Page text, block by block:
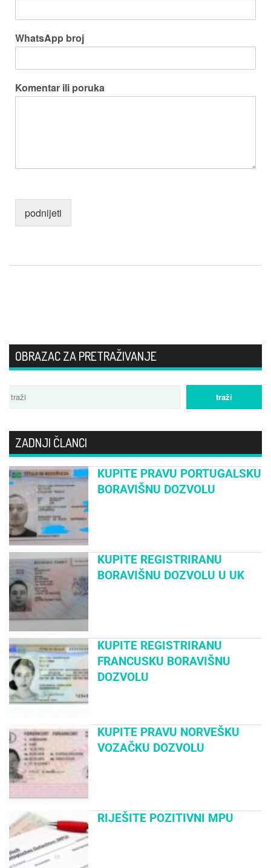
WhatsApp broj
Komentar ili poruka
podnijeti
OBRAZAC ZA PRETRAŽIVANJE
ZADNJI ČLANCI
KUPITE PRAVU PORTUGALSKU
BORAVIŠNU DOZVOLU
KUPITE REGISTRIRANU
BORAVIŠNU DOZVOLU U UK
KUPITE REGISTRIRANU
FRANCUSKU BORAVIŠNU
DOZVOLU
KUPITE PRAVU NORVEŠKU
VOZAČKU DOZVOLU
RIJEŠITE POZITIVNI MPU